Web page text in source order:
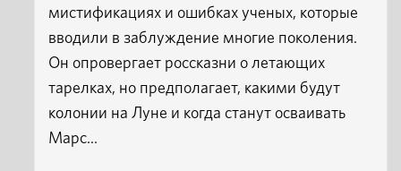
мистификациях и ошибках ученых, которые
вводили в заблуждение многие поколения.
Он опровергает россказни о летающих
тарелках, но предполагает, какими будут
колонии на Луне и когда станут осваивать
Марс...